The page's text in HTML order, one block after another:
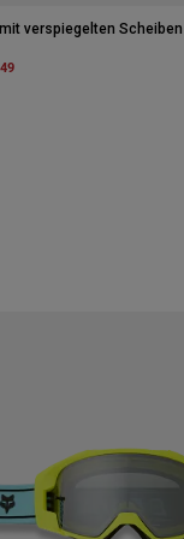
verspiegelten Scheiben